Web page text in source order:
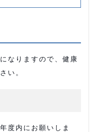
なりますので、健康
い。
度内にお願いしま